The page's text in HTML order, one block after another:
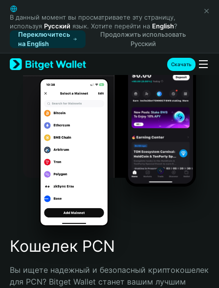
English
日本語
Tiếng Việt
Русский
Español (Latinoamérica)
Türkçe
Italiano
Português (Portugal)
Bahasa Indonesia
Português (Brasil)
Español (Argentina)
В данный момент вы просматриваете эту страницу,
используя Русский язык. Хотите перейти на English?
Переключитесь
на English
Продолжить использовать
Русский
Скачать
Кошелек PCN
Вы ищете надежный и безопасный криптокошелек
для PCN? Bitget Wallet станет вашим лучшим